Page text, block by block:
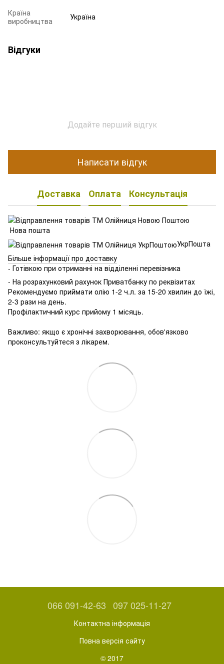
Країна
виробництва
Україна
Відгуки
Додайте перший відгук
Написати відгук
Доставка Оплата Консультація
Нова пошта
УкрПошта
Більше інформації про доставку
- Готівкою при отриманні на відділенні перевізника
- На розрахунковий рахунок Приватбанку по реквізитах
Рекомендуємо приймати олію 1-2 ч.л. за 15-20 хвилин до їжі,
2-3 рази на день.
Профілактичний курс прийому 1 місяць.
Важливо: якщо є хронічні захворювання, обов'язково
проконсультуйтеся з лікарем.
066 091-42-63 097 025-11-27
Контактна інформація
Повна версія сайту
© 2017